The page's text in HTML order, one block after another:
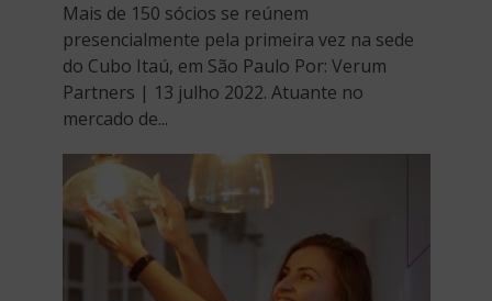
Mais de 150 sócios se reúnem
presencialmente pela primeira vez na sede
do Cubo Itaú, em São Paulo Por: Verum
Partners | 13 julho 2022. Atuante no
mercado de...